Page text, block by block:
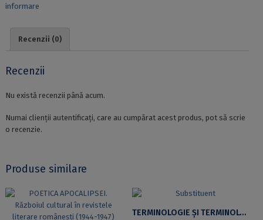
informare
Recenzii (0)
Recenzii
Nu există recenzii până acum.
Numai clienții autentificați, care au cumpărat acest produs, pot să scrie
o recenzie.
Produse similare
TERMINOLOGIE ȘI TERMINOLOGII